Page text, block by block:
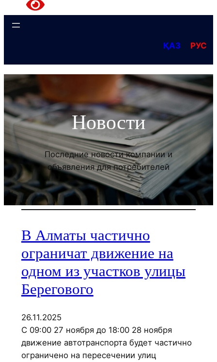
ҚАЗ РУС
Новости
Последние новости компании и
объявления для потребителей
В Алматы частично
ограничат движение на
одном из участков улицы
Берегового
26.11.2025
С 09:00 27 ноября до 18:00 28 ноября
движение автотранспорта будет частично
ограничено на пересечении улиц